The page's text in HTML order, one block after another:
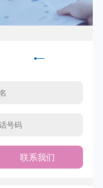
联系我们